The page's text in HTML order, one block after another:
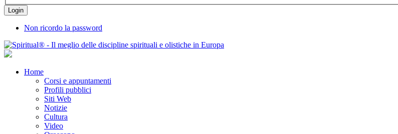
Non ricordo la password
Home
Corsi e appuntamenti
Profili pubblici
Siti Web
Notizie
Cultura
Video